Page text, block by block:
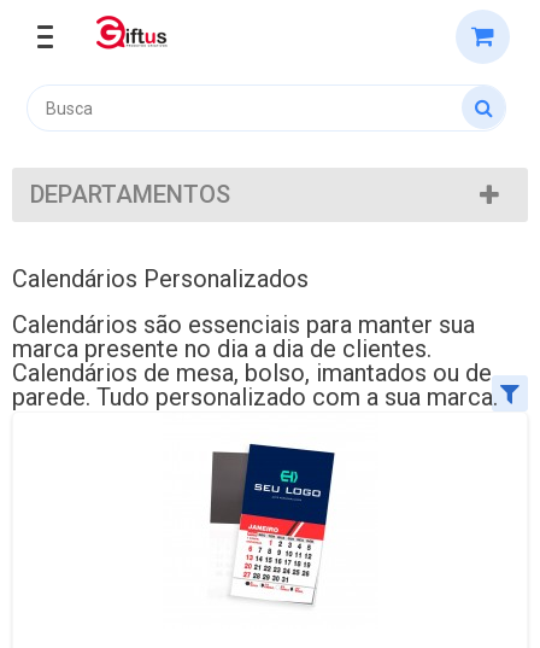
DEPARTAMENTOS
Calendários Personalizados
Calendários são essenciais para manter sua
marca presente no dia a dia de clientes.
Calendários de mesa, bolso, imantados ou de
parede. Tudo personalizado com a sua marca.